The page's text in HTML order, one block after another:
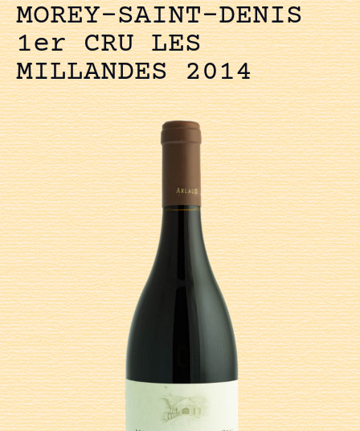
MOREY-SAINT-DENIS
1er CRU LES
MILLANDES 2014